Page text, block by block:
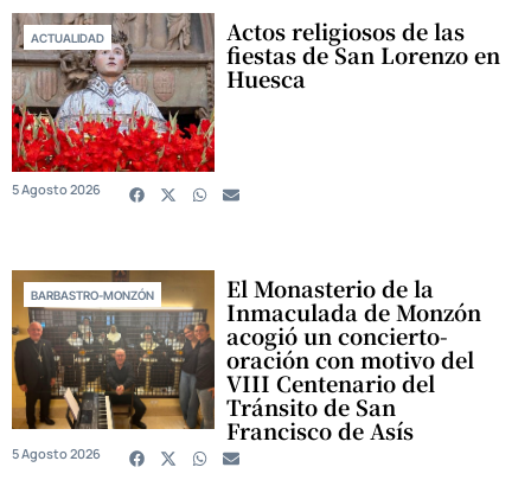
ACTUALIDAD Actos religiosos de las
fiestas de San Lorenzo en
Huesca
5 Agosto 2026
BARBASTRO-MONZÓN El Monasterio de la
Inmaculada de Monzón
acogió un concierto-
oración con motivo del
VIII Centenario del
Tránsito de San
Francisco de Asís
5 Agosto 2026